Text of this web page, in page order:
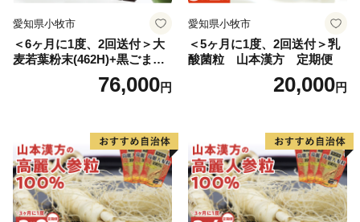
愛知県小牧市
＜6ヶ月に1度、2回送付＞大
麦若葉粉末(462H)+黒ごま黒
豆きな粉+ 糖流茶 山本漢
76,000円
愛知県小牧市
＜5ヶ月に1度、2回送付＞乳
酸菌粒 山本漢方 定期便
20,000円